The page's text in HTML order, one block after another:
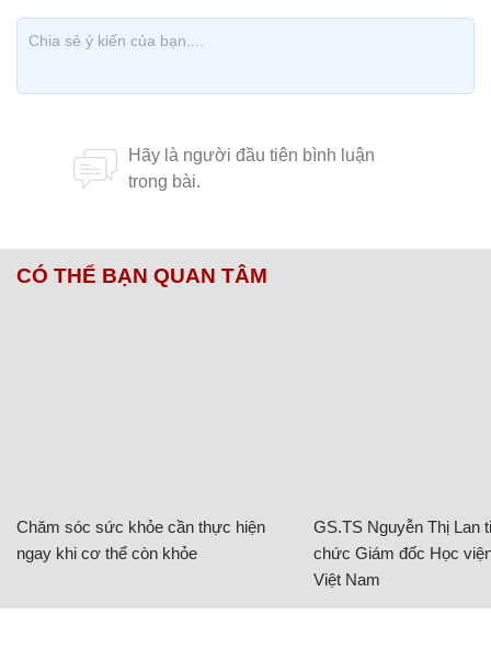
CÓ THỂ BẠN QUAN TÂM
Chăm sóc sức khỏe cần thực hiện
ngay khi cơ thể còn khỏe
GS.TS Nguyễn Thị Lan
chức Giám đốc Học
Việt Nam